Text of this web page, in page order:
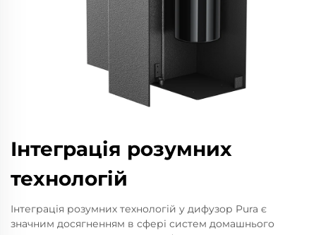
Інтеграція розумних
технологій
Інтеграція розумних технологій у дифузор Pura є
значним досягненням в сфері систем домашнього